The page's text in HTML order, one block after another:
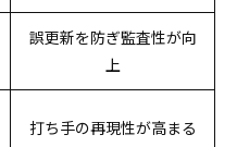
誤更新を防ぎ監査性が向
上
打ち手の再現性が高まる